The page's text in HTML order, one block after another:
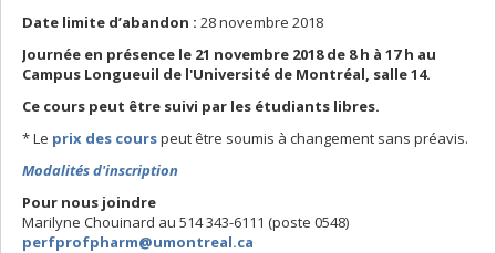
Date limite d’abandon : 28 novembre 2018
Journée en présence le 21 novembre 2018 de 8 h à 17 h au
Campus Longueuil de l'Université de Montréal, salle 14.
Ce cours peut être suivi par les étudiants libres.
* Le prix des courspeut être soumis à changement sans préavis.
Modalités d'inscription
Pour nous joindre
Marilyne Chouinard au 514 343-6111 (poste 0548)
perfprofpharm@umontreal.ca